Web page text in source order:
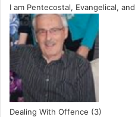
I am Pentecostal, Evangelical,
Dealing With Offence (3)